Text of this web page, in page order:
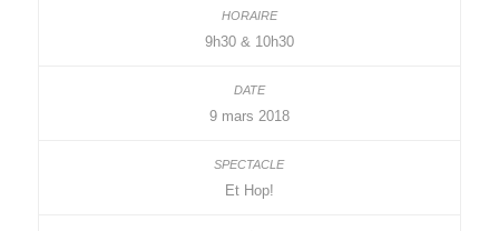
9h30 & 10h30
9 mars 2018
Et Hop!